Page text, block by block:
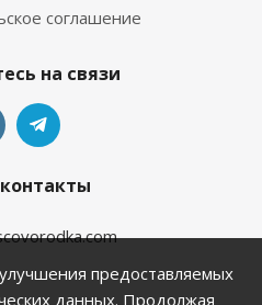
соглашение
на связи
предоставляемых
данных. Продолжая